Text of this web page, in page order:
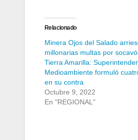
Relacionado
Minera Ojos del Salado
millonarias multas por
Tierra Amarilla:
Medioambiente formuló
en su contra
Octubre 9, 2022
En "REGIONAL"